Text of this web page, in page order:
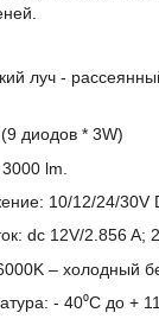
луч -
диодов * 3W)
lm.
10/12/24/30V
dc 12V/2.856 A;
– холодный
- 40⁰С до +